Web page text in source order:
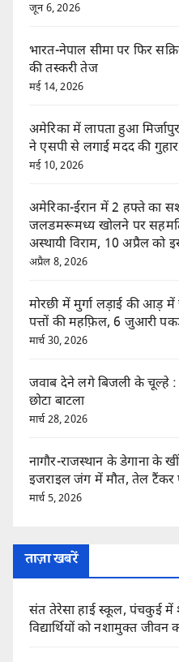
जून 6, 2026
भारत-नेपाल सीमा पर फिर
की तस्करी तेज
मई 14, 2026
अमेरिका में लापता हुआ
ने एसपी से लगाई मदद की गुहार
मई 10, 2026
अमेरिका-ईरान में 2 हफ्ते का
जलडमरूमध्य खोलने पर
अस्थायी विराम, 10 अप्रैल को
अप्रैल 8, 2026
मोरछी में मुर्गा लड़ाई की आड़
पत्तों की महफ़िल, 6 जुआरी
मार्च 30, 2026
जवाब देने लगे बिजली के चूल्हे :
छोटा बाटला
मार्च 28, 2026
नागौर-राजस्थान के डेगाना के
इजराइल जंग में मौत, तेल टैंकर
मार्च 5, 2026
ताज़ा खबरें
संत तेरेसा हाई स्कूल, पंचकुई में
विद्यार्थियों को नशामुक्त जीवन